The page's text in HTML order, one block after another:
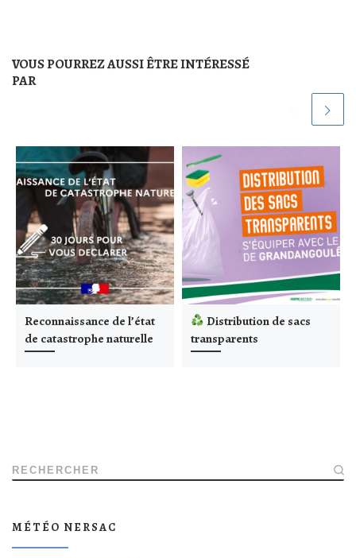
VOUS POURREZ AUSSI ÊTRE INTÉRESSÉ
PAR
Reconnaissance de l’état
de catastrophe naturelle
Distribution de sacs
transparents
RECHERCHER
MÉTÉO NERSAC